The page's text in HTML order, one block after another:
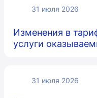
31 июля 2026
Изменения в
услуги
31 июля 2026